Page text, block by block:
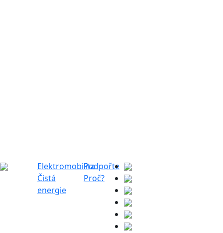
Elektromobilita
Čistá
energie
Podpořte
Proč?